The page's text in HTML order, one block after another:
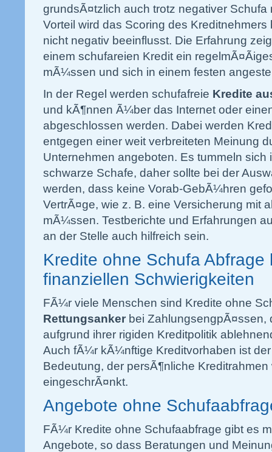
grundsÃ¤tzlich auch trotz negativer Schufa
Vorteil wird das Scoring des
nicht negativ beeinflusst. Die Erfahrung
einem schufareien Kredit ein
mÃ¼ssen und sich in einem festen
In der Regel werden schufafreie Kredite
und kÃ¶nnen Ã¼ber das Internet oder
abgeschlossen werden. Dabei werden
entgegen einer weit verbreiteten Meinung
Unternehmen angeboten. Es tummeln sich
schwarze Schafe, daher sollte bei der
werden, dass keine Vorab-GebÃ¼hren
VertrÃ¤ge, wie z. B. eine Versicherung mit
mÃ¼ssen. Testberichte und Erfahrungen
an der Stelle auch hilfreich sein.
Kredite ohne Schufa Abfrage
finanziellen Schwierigkeiten
FÃ¼r viele Menschen sind Kredite ohne
Rettungsanker bei
aufgrund ihrer rigiden Kreditpolitik
Auch fÃ¼r kÃ¼nftige Kreditvorhaben ist
Bedeutung, der persÃ¶nliche
eingeschrÃ¤nkt.
Angebote ohne
FÃ¼r Kredite ohne Schufaabfrage gibt es
Angebote, so dass Beratungen und